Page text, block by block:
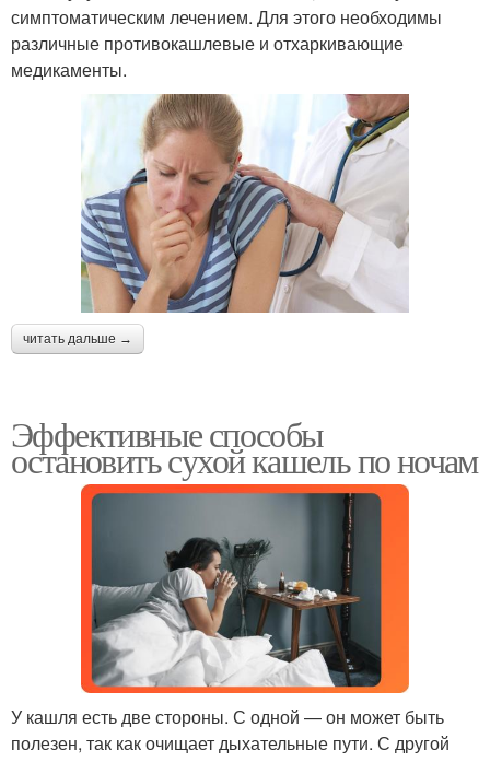
симптоматическим лечением. Для этого необходимы
различные противокашлевые и отхаркивающие
медикаменты.
читать дальше →
Эффективные способы
остановить сухой кашель по ночам
У кашля есть две стороны. С одной — он может быть
полезен, так как очищает дыхательные пути. С другой